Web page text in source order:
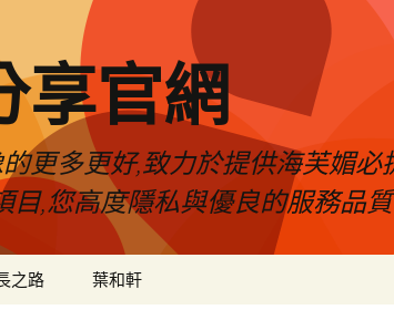
享官網
更多更好,致力於提供海芙媚
,您高度隱私與優良的服務品質
之路 葉和軒